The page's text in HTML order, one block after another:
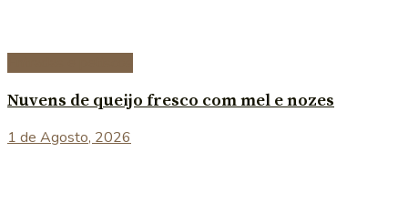
Nuvens de queijo fresco com mel e nozes
1 de Agosto, 2026